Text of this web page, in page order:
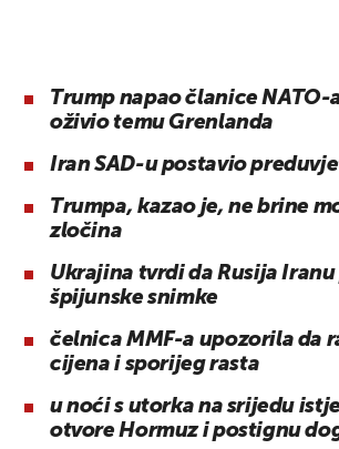
Trump napao članice NATO-
oživio temu Grenlanda
Iran SAD-u postavio
Trumpa, kazao je, ne brine
zločina
Ukrajina tvrdi da Rusija
špijunske snimke
čelnica MMF-a upozorila da
cijena i sporijeg rasta
u noći s utorka na srijedu
otvore Hormuz i postignu